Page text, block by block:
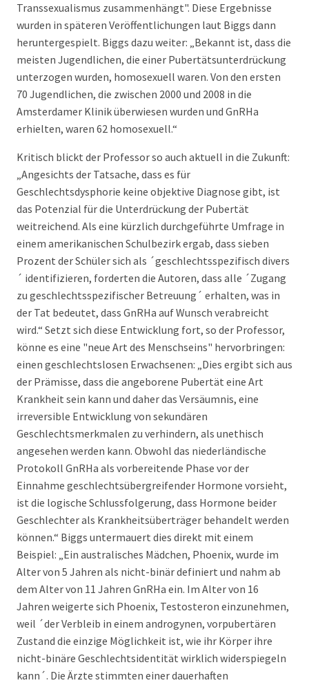
Transsexualismus zusammenhängt". Diese Ergebnisse
wurden in späteren Veröffentlichungen laut Biggs dann
heruntergespielt. Biggs dazu weiter: „Bekannt ist, dass die
meisten Jugendlichen, die einer Pubertätsunterdrückung
unterzogen wurden, homosexuell waren. Von den ersten
70 Jugendlichen, die zwischen 2000 und 2008 in die
Amsterdamer Klinik überwiesen wurden und GnRHa
erhielten, waren 62 homosexuell.“
Kritisch blickt der Professor so auch aktuell in die Zukunft:
„Angesichts der Tatsache, dass es für
Geschlechtsdysphorie keine objektive Diagnose gibt, ist
das Potenzial für die Unterdrückung der Pubertät
weitreichend. Als eine kürzlich durchgeführte Umfrage in
einem amerikanischen Schulbezirk ergab, dass sieben
Prozent der Schüler sich als ´geschlechtsspezifisch divers
´ identifizieren, forderten die Autoren, dass alle ´Zugang
zu geschlechtsspezifischer Betreuung´ erhalten, was in
der Tat bedeutet, dass GnRHa auf Wunsch verabreicht
wird.“ Setzt sich diese Entwicklung fort, so der Professor,
könne es eine "neue Art des Menschseins" hervorbringen:
einen geschlechtslosen Erwachsenen: „Dies ergibt sich aus
der Prämisse, dass die angeborene Pubertät eine Art
Krankheit sein kann und daher das Versäumnis, eine
irreversible Entwicklung von sekundären
Geschlechtsmerkmalen zu verhindern, als unethisch
angesehen werden kann. Obwohl das niederländische
Protokoll GnRHa als vorbereitende Phase vor der
Einnahme geschlechtsübergreifender Hormone vorsieht,
ist die logische Schlussfolgerung, dass Hormone beider
Geschlechter als Krankheitsüberträger behandelt werden
können.“ Biggs untermauert dies direkt mit einem
Beispiel: „Ein australisches Mädchen, Phoenix, wurde im
Alter von 5 Jahren als nicht-binär definiert und nahm ab
dem Alter von 11 Jahren GnRHa ein. Im Alter von 16
Jahren weigerte sich Phoenix, Testosteron einzunehmen,
weil ´der Verbleib in einem androgynen, vorpubertären
Zustand die einzige Möglichkeit ist, wie ihr Körper ihre
nicht-binäre Geschlechtsidentität wirklich widerspiegeln
kann´. Die Ärzte stimmten einer dauerhaften